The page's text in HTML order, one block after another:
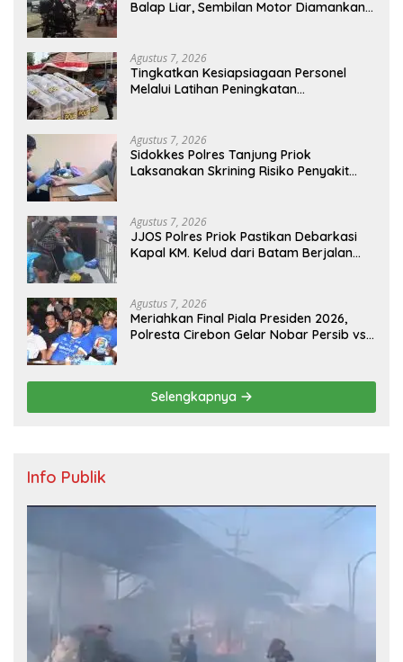
Balap Liar, Sembilan Motor Diamankan
Agustus 7, 2026
Tingkatkan Kesiapsiagaan Personel
Melalui Latihan Peningkatan
Agustus 7, 2026
Sidokkes Polres Tanjung Priok
Laksanakan Skrining Risiko Penyakit
Agustus 7, 2026
JJOS Polres Priok Pastikan Debarkasi
Kapal KM. Kelud dari Batam Berjalan
Agustus 7, 2026
Meriahkan Final Piala Presiden 2026,
Polresta Cirebon Gelar Nobar Persib vs
Selengkapnya
Info Publik